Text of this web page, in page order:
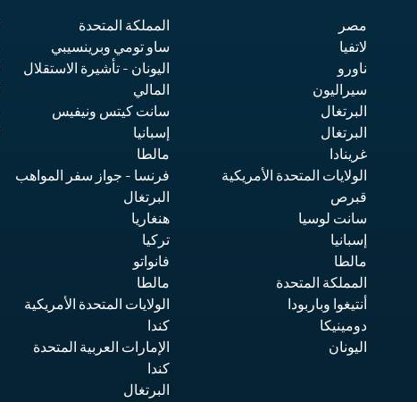
مصر
لاتفيا
ناورو
سيراليون
البرتغال
البرتغال
غرينادا
الولايات المتحدة الأمريكية
قبرص
سانت لوسيا
إسبانيا
مالطا
المملكة المتحدة
أنتيغوا وباربودا
دومينيكا
اليونان
المملكة المتحدة
ساو تومي وبرينسيبي
اليونان - تأشيرة الاستقلال
المالي
سانت كيتس ونيفيس
إسبانيا
مالطا
فرنسا - جواز سفر المواهب
البرتغال
هنغاريا
تركيا
فانواتو
مالطا
الولايات المتحدة الأمريكية
كندا
الإمارات العربية المتحدة
كندا
البرتغال